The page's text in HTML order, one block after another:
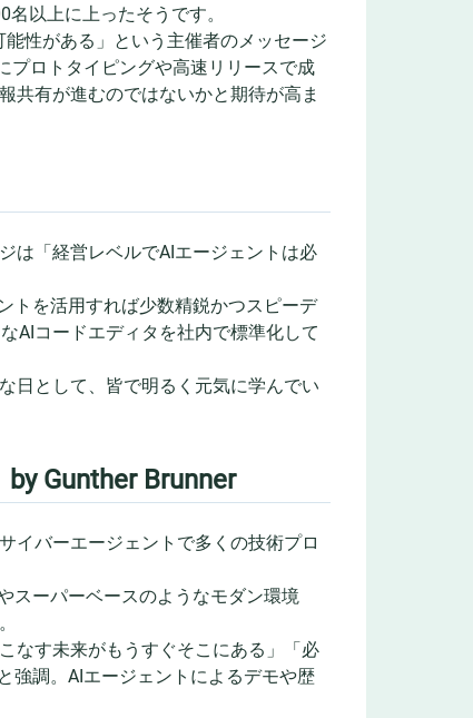
以上に上ったそうです。
性がある」という主催者のメッセージ
プロトタイピングや高速リリースで成
共有が進むのではないかと期待が高ま
は「経営レベルでAIエージェントは必
トを活用すれば少数精鋭かつスピーデ
AIコードエディタを社内で標準化して
日として、皆で明るく元気に学んでい
Gunther Brunner
イバーエージェントで多くの技術プロ
スーパーベースのようなモダン環境
なす未来がもうすぐそこにある」「必
強調。AIエージェントによるデモや歴